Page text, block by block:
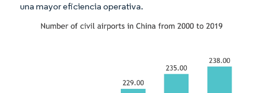
una mayor eficiencia operativa.